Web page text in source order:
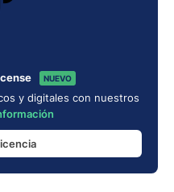
NUEVO
y digitales con nuestros